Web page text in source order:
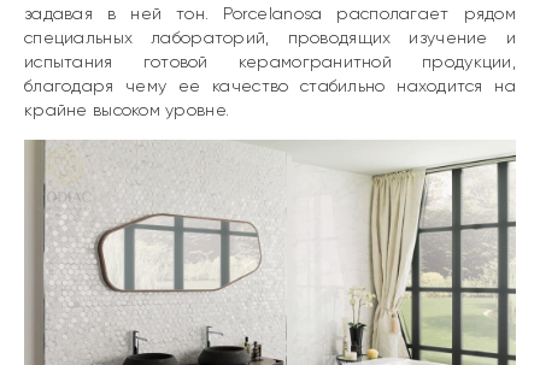
задавая в ней тон. Porcelanosa располагает рядом
специальных лабораторий, проводящих изучение и
испытания готовой керамогранитной продукции,
благодаря чему ее качество стабильно находится на
крайне высоком уровне.